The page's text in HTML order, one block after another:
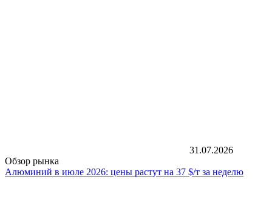
31.07.2026
Обзор рынка
Алюминий в июле 2026: цены растут на 37 $/т за неделю